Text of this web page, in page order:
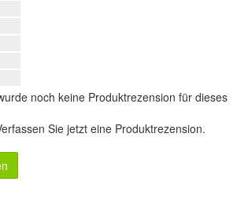
noch keine Produktrezension für dieses
Sie jetzt eine Produktrezension.